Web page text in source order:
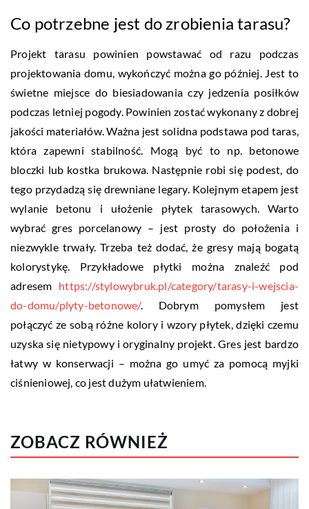
Co potrzebne jest do zrobienia tarasu?
Projekt tarasu powinien powstawać od razu podczas
projektowania domu, wykończyć można go później. Jest to
świetne miejsce do biesiadowania czy jedzenia posiłków
podczas letniej pogody. Powinien zostać wykonany z dobrej
jakości materiałów. Ważna jest solidna podstawa pod taras,
która zapewni stabilność. Mogą być to np. betonowe
bloczki lub kostka brukowa. Następnie robi się podest, do
tego przydadzą się drewniane legary. Kolejnym etapem jest
wylanie betonu i ułożenie płytek tarasowych. Warto
wybrać gres porcelanowy – jest prosty do położenia i
niezwykle trwały. Trzeba też dodać, że gresy mają bogatą
kolorystykę. Przykładowe płytki można znaleźć pod
adresem https://stylowybruk.pl/category/tarasy-i-wejscia-
do-domu/plyty-betonowe/. Dobrym pomysłem jest
połączyć ze sobą różne kolory i wzory płytek, dzięki czemu
uzyska się nietypowy i oryginalny projekt. Gres jest bardzo
łatwy w konserwacji – można go umyć za pomocą myjki
ciśnieniowej, co jest dużym ułatwieniem.
ZOBACZ RÓWNIEŻ